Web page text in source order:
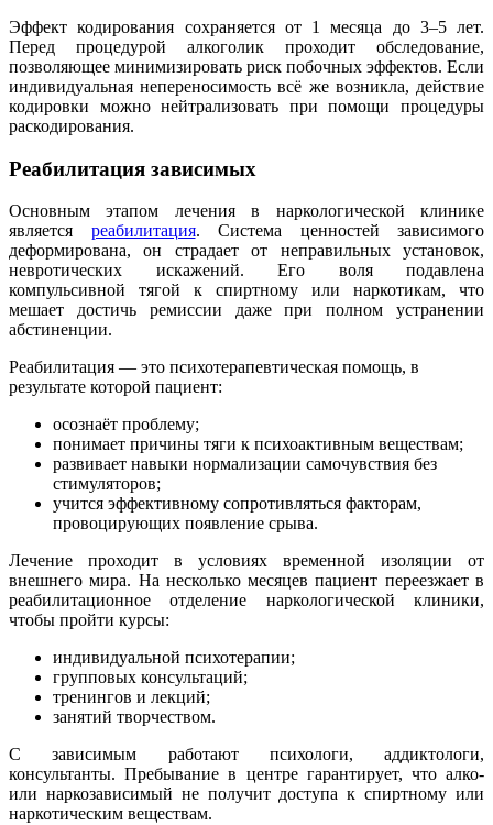
Эффект кодирования сохраняется от 1 месяца до 3–5 лет.
Перед процедурой алкоголик проходит обследование,
позволяющее минимизировать риск побочных эффектов. Если
индивидуальная непереносимость всё же возникла, действие
кодировки можно нейтрализовать при помощи процедуры
раскодирования.
Реабилитация зависимых
Основным этапом лечения в наркологической клинике
является реабилитация. Система ценностей зависимого
деформирована, он страдает от неправильных установок,
невротических искажений. Его воля подавлена
компульсивной тягой к спиртному или наркотикам, что
мешает достичь ремиссии даже при полном устранении
абстиненции.
Реабилитация — это психотерапевтическая помощь, в
результате которой пациент:
осознаёт проблему;
понимает причины тяги к психоактивным веществам;
развивает навыки нормализации самочувствия без
стимуляторов;
учится эффективному сопротивляться факторам,
провоцирующих появление срыва.
Лечение проходит в условиях временной изоляции от
внешнего мира. На несколько месяцев пациент переезжает в
реабилитационное отделение наркологической клиники,
чтобы пройти курсы:
индивидуальной психотерапии;
групповых консультаций;
тренингов и лекций;
занятий творчеством.
С зависимым работают психологи, аддиктологи,
консультанты. Пребывание в центре гарантирует, что алко-
или наркозависимый не получит доступа к спиртному или
наркотическим веществам.